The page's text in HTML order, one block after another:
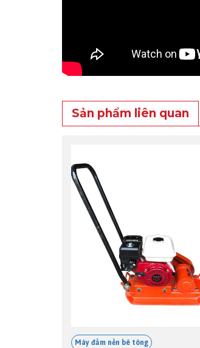
Sản phẩm liên quan
Máy đầm nền bê tông